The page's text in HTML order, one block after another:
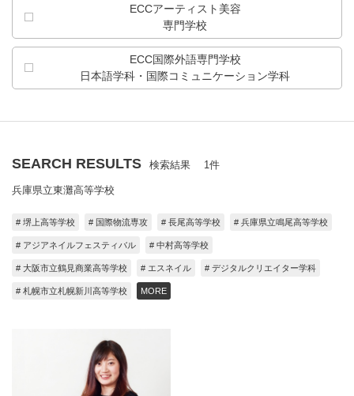
ECCアーティスト美容
専門学校
ECC国際外語専門学校
日本語学科・ 国際コミュニケーション学科
SEARCH RESULTS 検索結果 1件
兵庫県立東灘高等学校
# 堺上高等学校 # 国際物流専攻 # 長尾高等学校 # 兵庫県立鳴尾高等学校
# アジアネイルフェスティバル # 中村高等学校
# 大阪市立鶴見商業高等学校 # エスネイル # デジタルクリエイター学科
# 札幌市立札幌新川高等学校 MORE